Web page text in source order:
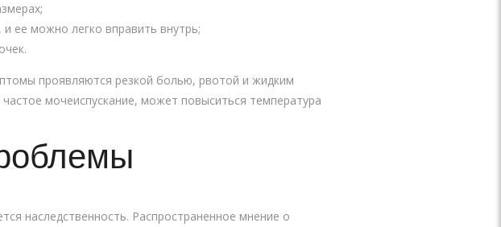
ее можно легко вправить внутрь;
проявляются резкой болью, рвотой и жидким
мочеиспускание, может повыситься температура
наследственность. Распространенное мнение о